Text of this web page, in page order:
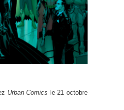
Urban Comics le 21 octobre